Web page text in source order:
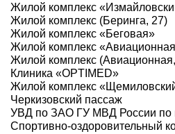
Жилой комплекс
Жилой комплекс (Беринга, 27)
Жилой комплекс «‎Беговая»‎
Жилой комплекс
Жилой комплекс
Клиника «OPTIMED»
Жилой комплекс
Черкизовский пассаж
УВД по ЗАО ГУ МВД России по
Спортивно-оздоровительный